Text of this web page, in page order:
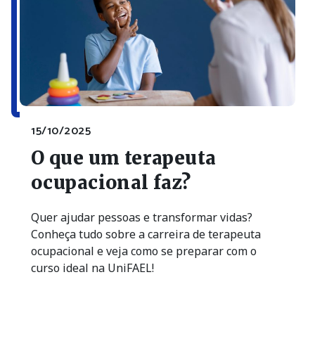
15/10/2025
O que um terapeuta
ocupacional faz?
Quer ajudar pessoas e transformar vidas?
Conheça tudo sobre a carreira de terapeuta
ocupacional e veja como se preparar com o
curso ideal na UniFAEL!